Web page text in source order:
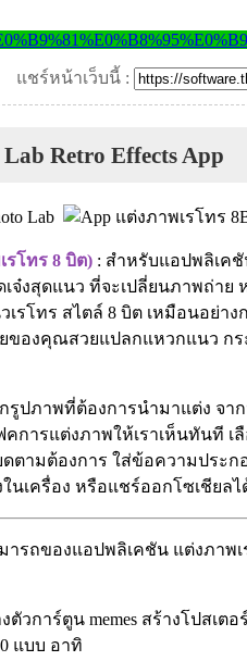
แชร์หน้าเว็บนี้ :
Retro Effects App
รโทร 8 บิต) : สำหรับแอปพลิเค
เจ๋งสุดแนว ที่จะเปลี่ยนภาพถ่าย
รโทร สไตล์ 8 บิต เหมือนอย่า
ของคุณสวยแปลกแหวกแนว ก
รูปภาพที่ต้องการนำมาแต่ง จา
การแต่งภาพให้เราเห็นทันที เ
ดตามต้องการ ใส่ข้อความประ
เครื่อง หรือแชร์ออกโซเชียลไ
รถของแอปพลิเคชัน แต่งภาพเร
วการ์ตูน memes สร้างโปสเต
แบบ อาทิ